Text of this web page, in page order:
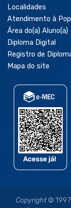
Localidades
Atendimento à
Área do(a) Aluno(a)
Diploma Digital
Registro de
Mapa do site
Copyright©